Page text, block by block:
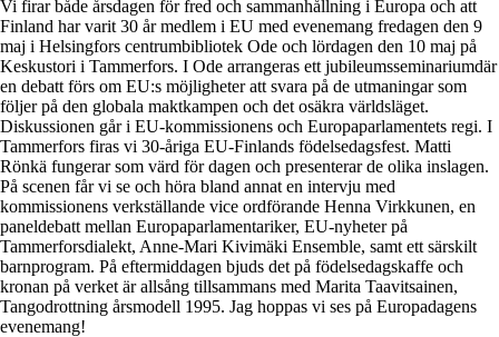
Vi firar både årsdagen för fred och sammanhållning i Europa och att
Finland har varit 30 år medlem i EU med evenemang fredagen den 9
maj i Helsingfors centrumbibliotek Ode och lördagen den 10 maj på
Keskustori i Tammerfors. I Ode arrangeras ett jubileumsseminariumdär
en debatt förs om EU:s möjligheter att svara på de utmaningar som
följer på den globala maktkampen och det osäkra världsläget.
Diskussionen går i EU-kommissionens och Europaparlamentets regi. I
Tammerfors firas vi 30-åriga EU-Finlands födelsedagsfest. Matti
Rönkä fungerar som värd för dagen och presenterar de olika inslagen.
På scenen får vi se och höra bland annat en intervju med
kommissionens verkställande vice ordförande Henna Virkkunen, en
paneldebatt mellan Europaparlamentariker, EU-nyheter på
Tammerforsdialekt, Anne-Mari Kivimäki Ensemble, samt ett särskilt
barnprogram. På eftermiddagen bjuds det på födelsedagskaffe och
kronan på verket är allsång tillsammans med Marita Taavitsainen,
Tangodrottning årsmodell 1995. Jag hoppas vi ses på Europadagens
evenemang!